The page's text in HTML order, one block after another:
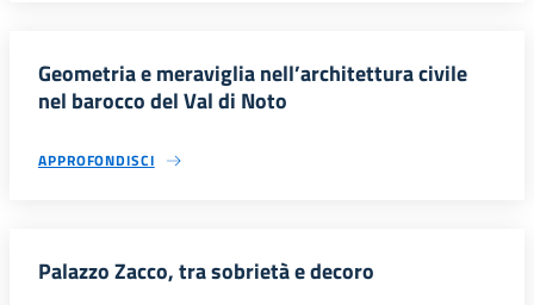
Geometria e meraviglia nell’architettura civile
nel barocco del Val di Noto
APPROFONDISCI
Palazzo Zacco, tra sobrietà e decoro